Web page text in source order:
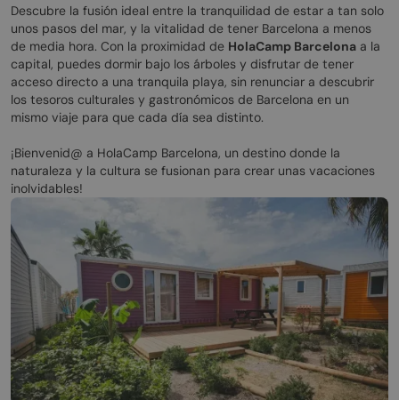
Descubre la fusión ideal entre la tranquilidad de estar a tan solo
unos pasos del mar, y la vitalidad de tener Barcelona a menos
de media hora. Con la proximidad de HolaCamp Barcelona a la
capital, puedes dormir bajo los árboles y disfrutar de tener
acceso directo a una tranquila playa, sin renunciar a descubrir
los tesoros culturales y gastronómicos de Barcelona en un
mismo viaje para que cada día sea distinto.
¡Bienvenid@ a HolaCamp Barcelona, un destino donde la
naturaleza y la cultura se fusionan para crear unas vacaciones
inolvidables!